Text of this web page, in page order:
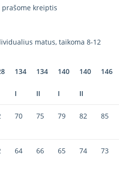
kreiptis
matus, taikoma 8-12
134
I
134
II
140
I
140
II
146
70 75 79 82 85
64 66 65 74 73